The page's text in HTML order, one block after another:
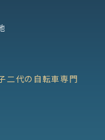
二代の自転車専門